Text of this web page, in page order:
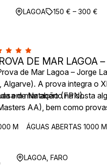
reúnem-se para um
LAGOA 150 € – 300 €
DE MAR LAGOA
de Mar Lagoa – Jorge
Algarve). A prova integra o
de Natação (FPN).
em mar aberto na costa
AA), bem como
M ÁGUAS ABERTAS 1000 M
LAGOA, FARO